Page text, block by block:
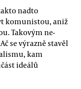
nadto
komunistou, aniž
Takovým ne-
se výrazně stavěl
kam
ideálů